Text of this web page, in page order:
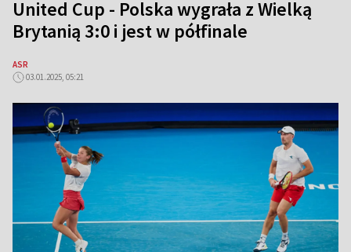
United Cup - Polska wygrała z Wielką
Brytanią 3:0 i jest w półfinale
ASR
03.01.2025, 05:21